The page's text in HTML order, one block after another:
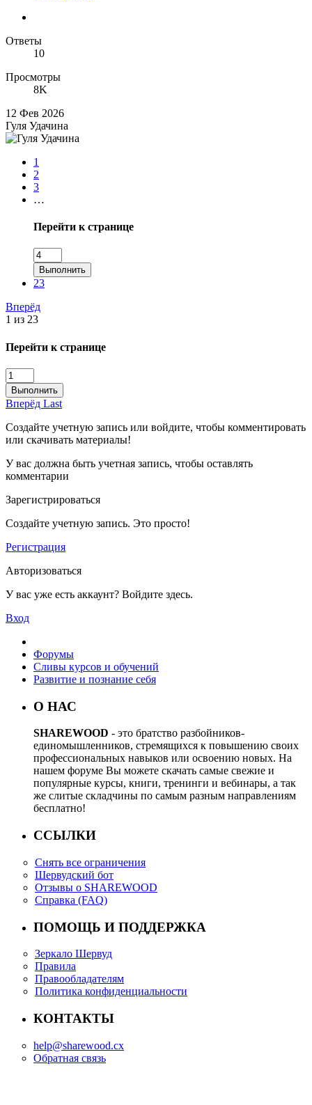
Ответы
10
Просмотры
8K
12 Фев 2026
Гуля Удачина
1
2
3
…
Перейти к странице
Выполнить
23
Вперёд
1 из 23
Перейти к странице
Выполнить
Вперёд Last
Создайте учетную запись или войдите, чтобы комментировать
или скачивать материалы!
У вас должна быть учетная запись, чтобы оставлять
комментарии
Зарегистрироваться
Создайте учетную запись. Это просто!
Регистрация
Авторизоваться
У вас уже есть аккаунт? Войдите здесь.
Вход
Форумы
Сливы курсов и обучений
Развитие и познание себя
О НАС
SHAREWOOD - это братство разбойников-
единомышленников, стремящихся к повышению своих
профессиональных навыков или освоению новых. На
нашем форуме Вы можете скачать самые свежие и
популярные курсы, книги, тренинги и вебинары, а так
же слитые складчины по самым разным направлениям
бесплатно!
ССЫЛКИ
Снять все ограничения
Шервудский бот
Отзывы о SHAREWOOD
Справка (FAQ)
ПОМОЩЬ И ПОДДЕРЖКА
Зеркало Шервуд
Правила
Правообладателям
Политика конфиденциальности
КОНТАКТЫ
help@sharewood.cx
Обратная связь